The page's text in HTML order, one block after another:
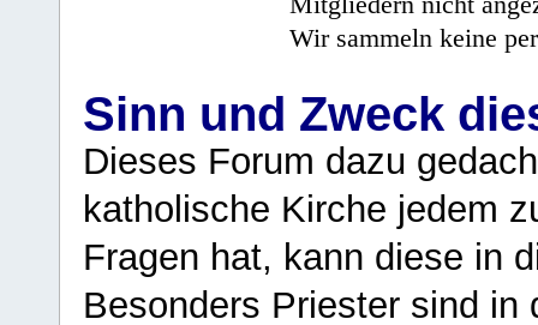
Wir sammeln keine
Sinn und Zweck
Dieses Forum dazu
katholische Kirche jedem
Fragen hat, kann diese in
Besonders Priester sind in